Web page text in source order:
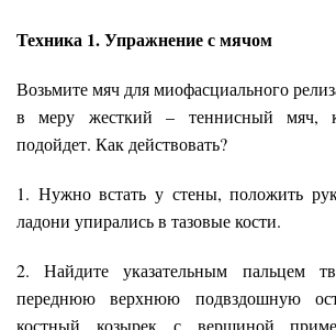
Техника 1. Упражнение с мячом
Возьмите мяч для миофасциального
в меру жесткий – теннисный мяч,
подойдет. Как действовать?
1. Нужно встать у стены, положить
ладони упирались в тазовые кости.
2. Найдите указательным пальцем
переднюю верхнюю подвздошную
костный козырек с вершиной